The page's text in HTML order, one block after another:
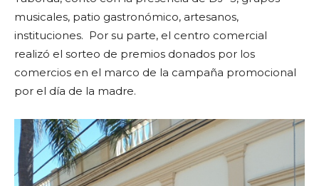
musicales, patio gastronómico, artesanos,
instituciones. Por su parte, el centro comercial
realizó el sorteo de premios donados por los
comercios en el marco de la campaña promocional
por el día de la madre.